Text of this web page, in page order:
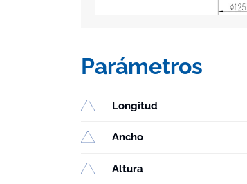
Parámetros
Longitud
Ancho
Altura